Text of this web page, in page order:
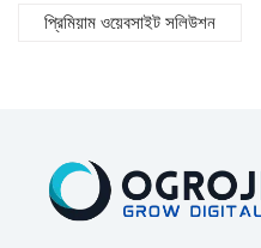
প্রিমিয়াম ওয়েবসাইট সলিউশন